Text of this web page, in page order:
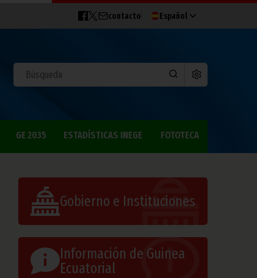
contacto Español
GE 2035 ESTADÍSTICAS INEGE FOTOTECA
Gobierno e Instituciones
Información de Guinea
Ecuatorial